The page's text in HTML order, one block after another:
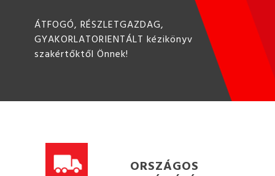
ÁTFOGÓ, RÉSZLETGAZDAG,
GYAKORLATORIENTÁLT kézikönyv
szakértőktől Önnek!
ORSZÁGOS